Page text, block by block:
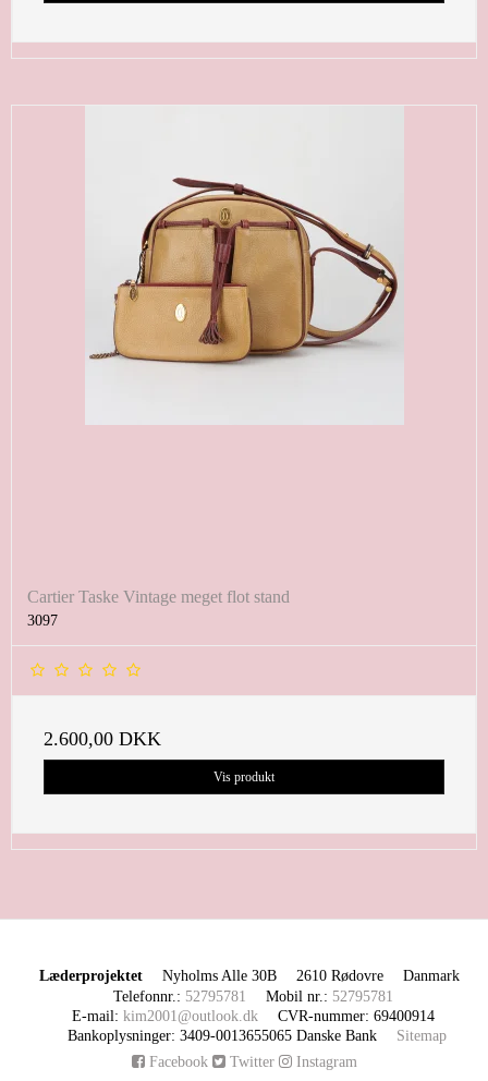
Cartier Taske Vintage meget flot stand
3097
2.600,00 DKK
Vis produkt
Læderprojektet Nyholms Alle 30B 2610 Rødovre
Danmark
Telefonnr. : 52795781 Mobil nr. : 52795781
E-mail : kim2001@outlook.dk CVR-nummer: 69400914
Bankoplysninger: 3409-0013655065 Danske Bank
Sitemap
Facebook
Twitter Instagram